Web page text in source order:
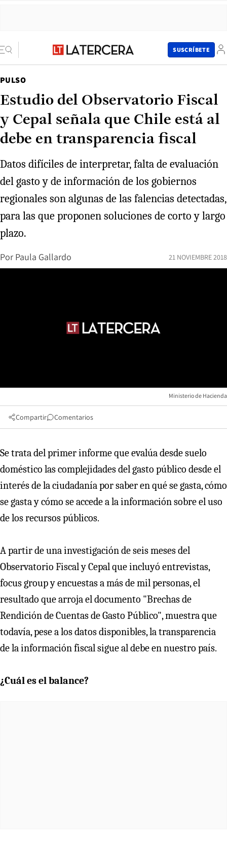
SUSCRÍBETE
PULSO
Estudio del Observatorio Fiscal
y Cepal señala que Chile está al
debe en transparencia fiscal
Datos difíciles de interpretar, falta de evaluación
del gasto y de información de los gobiernos
regionales son algunas de las falencias detectadas,
para las que proponen soluciones de corto y largo
plazo.
Por Paula Gallardo 21 NOVIEMBRE 2018
Ministerio de Hacienda
Compartir Comentarios
Se trata del primer informe que evalúa desde suelo
doméstico las complejidades del gasto público desde el
interés de la ciudadanía por saber en qué se gasta, cómo
se gasta y cómo se accede a la información sobre el uso
de los recursos públicos.
A partir de una investigación de seis meses del
Observatorio Fiscal y Cepal que incluyó entrevistas,
focus group y encuestas a más de mil personas, el
resultado que arroja el documento "Brechas de
Rendición de Cuentas de Gasto Público", muestra que
todavía, pese a los datos disponibles, la transparencia
de la información fiscal sigue al debe en nuestro país.
¿Cuál es el balance?